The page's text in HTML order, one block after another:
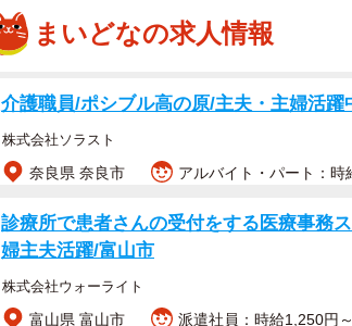
まいどなの求人情報
介護職員/ポシブル高の原/主夫・主婦活躍
株式会社ソラスト
奈良県 奈良市 アルバイト・パート：時
診療所で患者さんの受付をする医療事務
婦主夫活躍/富山市
株式会社ウォーライト
富山県 富山市 派遣社員：時給1,250円